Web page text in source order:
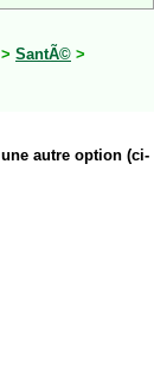
> SantÃ© >
autre option (ci-